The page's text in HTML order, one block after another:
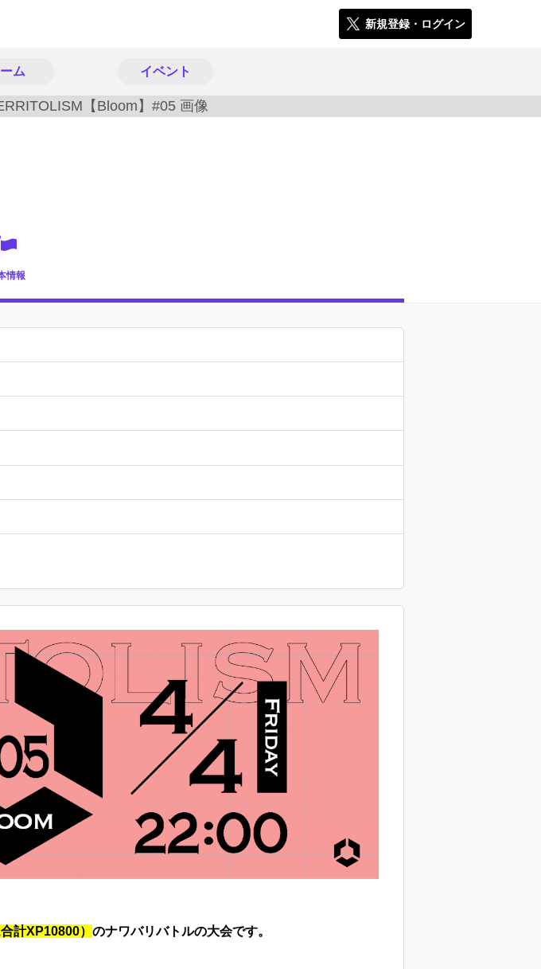
新規登録・ログイン
ム イベント
情報
計XP10800） のナワバリバトルの大会です。